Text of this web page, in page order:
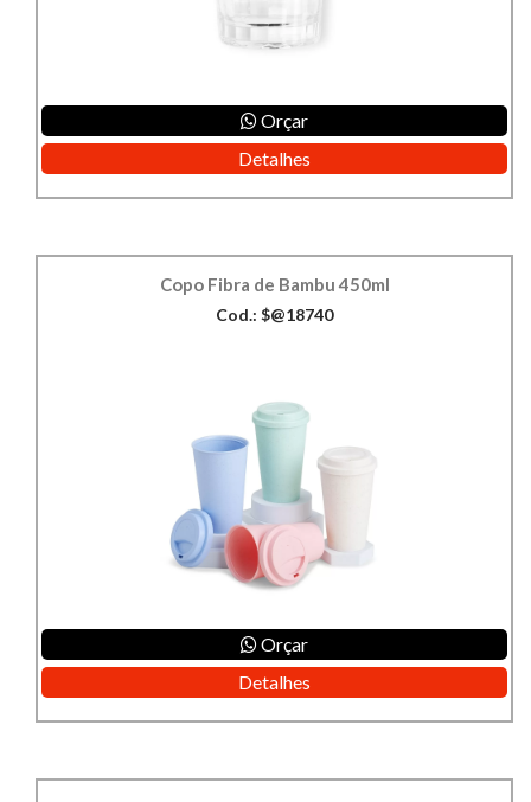
Orçar
Detalhes
Copo Fibra de Bambu 450ml
Cod.: $@18740
Orçar
Detalhes